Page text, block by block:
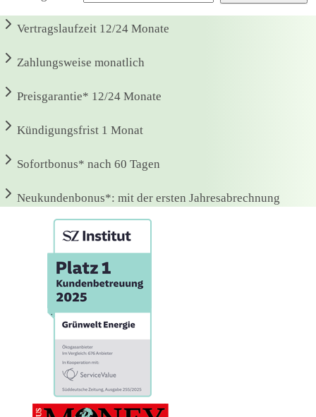
Vertragslaufzeit 12/24 Monate
Zahlungsweise monatlich
Preisgarantie* 12/24 Monate
Kündigungsfrist 1 Monat
Sofortbonus* nach 60 Tagen
Neukundenbonus*: mit der ersten Jahresabrechnung